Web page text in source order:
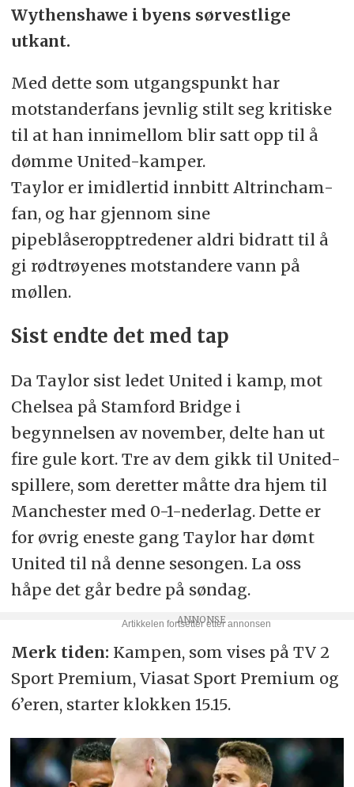
Wythenshawe i byens sørvestlige
utkant.
Med dette som utgangspunkt har
motstanderfans jevnlig stilt seg kritiske
til at han innimellom blir satt opp til å
dømme United-kamper.
Taylor er imidlertid innbitt Altrincham-
fan, og har gjennom sine
pipeblåseropptredener aldri bidratt til å
gi rødtrøyenes motstandere vann på
møllen.
Sist endte det med tap
Da Taylor sist ledet United i kamp, mot
Chelsea på Stamford Bridge i
begynnelsen av november, delte han ut
fire gule kort. Tre av dem gikk til United-
spillere, som deretter måtte dra hjem til
Manchester med 0-1-nederlag. Dette er
for øvrig eneste gang Taylor har dømt
United til nå denne sesongen. La oss
håpe det går bedre på søndag.
Merk tiden: Kampen, som vises på TV 2
Sport Premium, Viasat Sport Premium og
6’eren, starter klokken 15.15.